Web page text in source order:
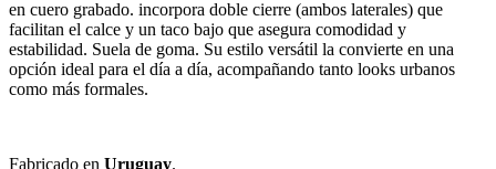
en cuero grabado. incorpora doble cierre (ambos laterales) que
facilitan el calce y un taco bajo que asegura comodidad y
estabilidad. Suela de goma. Su estilo versátil la convierte en una
opción ideal para el día a día, acompañando tanto looks urbanos
como más formales.
Fabricado en Uruguay.